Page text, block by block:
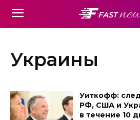
Украины
Уиткофф:
РФ, США и
в течение 10